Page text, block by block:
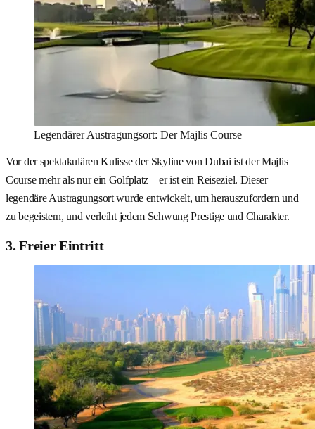
Legendärer Austragungsort: Der Majlis Course
Vor der spektakulären Kulisse der Skyline von Dubai ist der Majlis
Course mehr als nur ein Golfplatz – er ist ein Reiseziel. Dieser
legendäre Austragungsort wurde entwickelt, um herauszufordern und
zu begeistern, und verleiht jedem Schwung Prestige und Charakter.
3. Freier Eintritt